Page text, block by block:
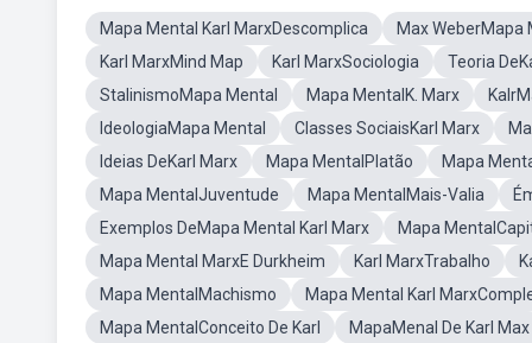
Mapa Mental Karl MarxDescomplica
Max WeberMapa
Karl MarxMind Map
Karl MarxSociologia
Teoria
StalinismoMapa Mental
Mapa MentalK. Marx
IdeologiaMapa Mental
Classes SociaisKarl Marx
Ideias DeKarl Marx
Mapa MentalPlatão
Mapa
Mapa MentalJuventude
Mapa MentalMais-Valia
Exemplos DeMapa Mental Karl Marx
Mapa
Mapa Mental MarxE Durkheim
Karl MarxTrabalho
Mapa MentalMachismo
Mapa Mental Karl
Mapa MentalConceito De Karl
MapaMenal De Karl Max